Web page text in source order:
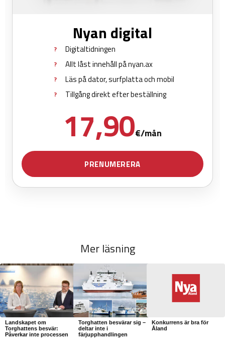
Mer läsning
Landskapet om
Torghattens besvär:
Påverkar inte processen
Torghatten besvärar sig –
deltar inte i
färjupphandlingen
Konkurrens är bra för
Åland